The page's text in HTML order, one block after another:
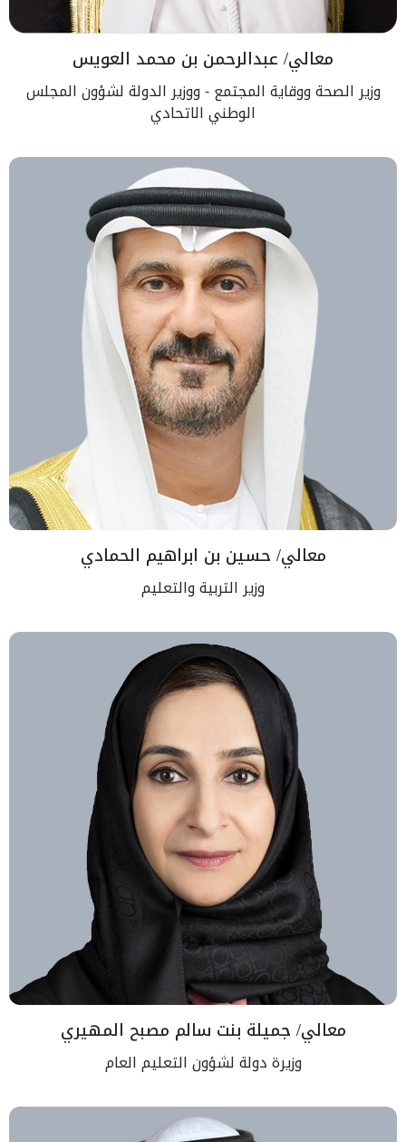
معالي/ عبدالرحمن بن محمد العويس
وزير الصحة ووقاية المجتمع - ووزير الدولة لشؤون المجلس
الوطني الاتحادي
معالي/ حسين بن ابراهيم الحمادي
وزير التربية والتعليم
معالي/ جميلة بنت سالم مصبح المهيري
وزيرة دولة لشؤون التعليم العام